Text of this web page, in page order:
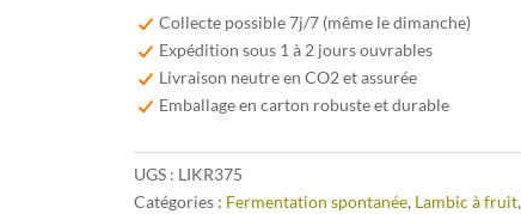
Kriek
35,5
Collecte possible 7j/7 (même le dimanche)
Expédition sous 1 à 2 jours ouvrables
Livraison neutre en CO2 et assurée
Emballage en carton robuste et durable
UGS : LIKR375
Catégories : Fermentation spontanée, Lambic à fruit,